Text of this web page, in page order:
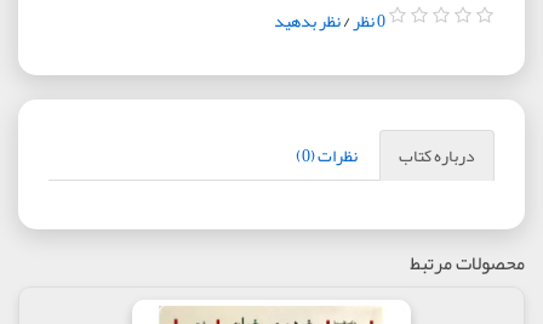
0 نظر /نظر بدهید
درباره کتاب نظرات (0)
محصولات مرتبط